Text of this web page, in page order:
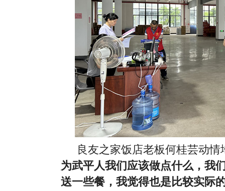
良友之家饭店老板何桂芸动情
为武平人我们应该做点什么，我
送一些餐，我觉得也是比较实际